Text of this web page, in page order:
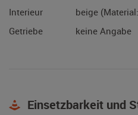
Interieur
beige
Getriebe
keine Angabe
Einsetzbarkeit und